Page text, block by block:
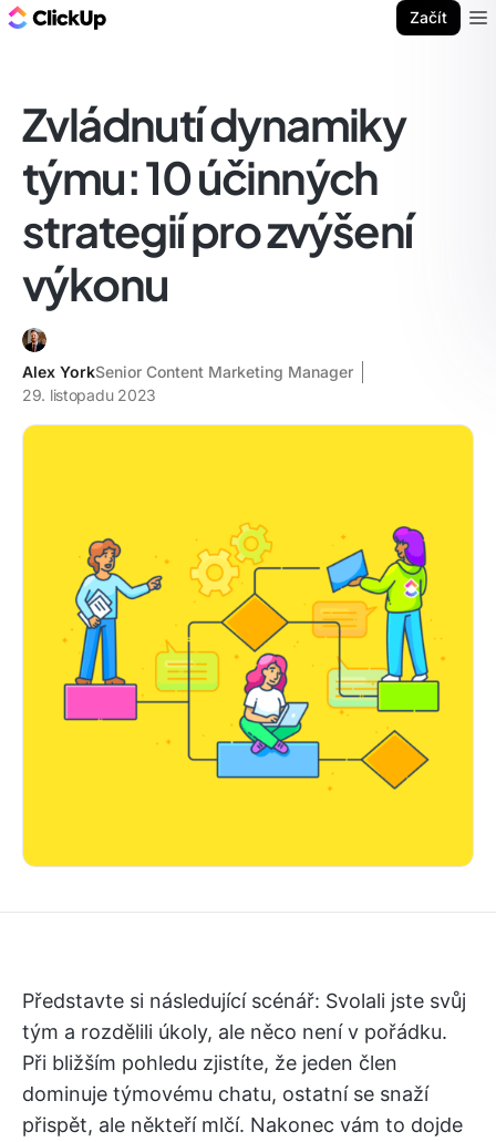
Začít
Zvládnutí dynamiky
týmu: 10 účinných
strategií pro zvýšení
výkonu
Alex YorkSenior Content Marketing Manager
29. listopadu 2023
Představte si následující scénář: Svolali jste svůj
tým a rozdělili úkoly, ale něco není v pořádku.
Při bližším pohledu zjistíte, že jeden člen
dominuje týmovému chatu, ostatní se snaží
přispět, ale někteří mlčí. Nakonec vám to dojde